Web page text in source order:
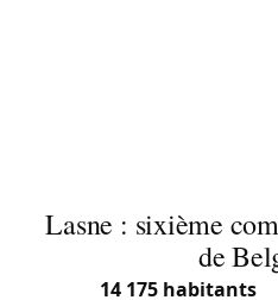
Lasne : sixième
de
14 175 habitants